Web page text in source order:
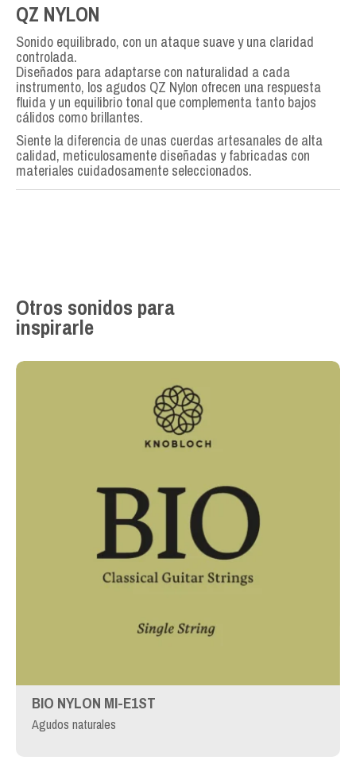
QZ NYLON
Sonido equilibrado, con un ataque suave y una claridad
controlada.
Diseñados para adaptarse con naturalidad a cada
instrumento, los agudos QZ Nylon ofrecen una respuesta
fluida y un equilibrio tonal que complementa tanto bajos
cálidos como brillantes.
Siente la diferencia de unas cuerdas artesanales de alta
calidad, meticulosamente diseñadas y fabricadas con
materiales cuidadosamente seleccionados.
Otros sonidos para
inspirarle
BIO NYLON MI-E1ST
Agudos naturales